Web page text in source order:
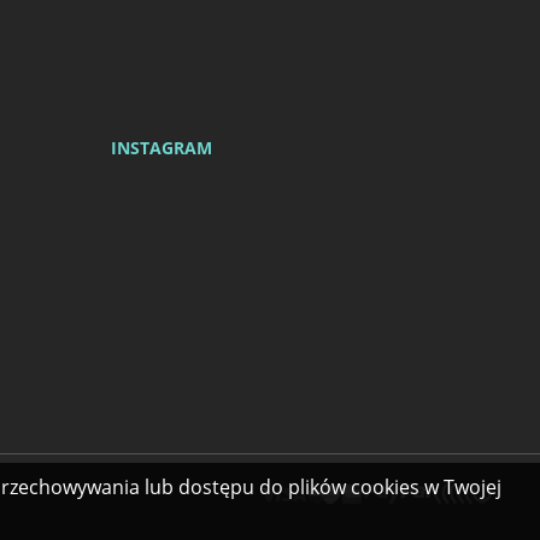
INSTAGRAM
lub dostępu do plików cookies w Twojej